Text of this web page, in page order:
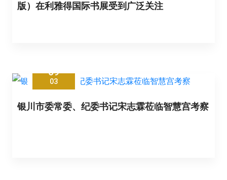
版）在利雅得国际书展受到广泛关注
09
03
银川市委常委、纪委书记宋志霖莅临智慧宫考察